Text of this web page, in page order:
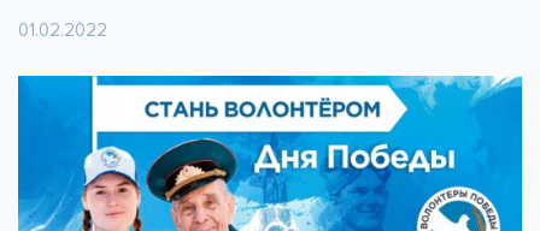
01.02.2022